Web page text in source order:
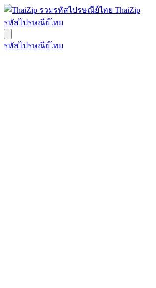
ThaiZip
รหัสไปรษณีย์ไทย
รหัสไปรษณีย์ไทย